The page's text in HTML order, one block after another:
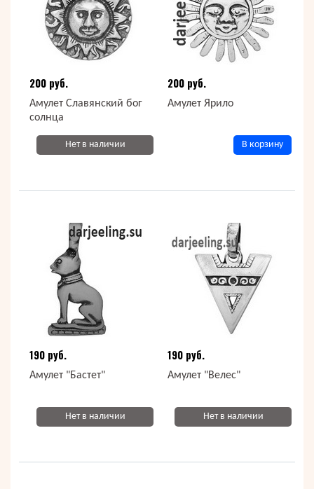
200 руб.
Амулет Славянский бог
солнца
Нет в наличии
200 руб.
Амулет Ярило
В корзину
190 руб.
Амулет "Бастет"
Нет в наличии
190 руб.
Амулет "Велес"
Нет в наличии